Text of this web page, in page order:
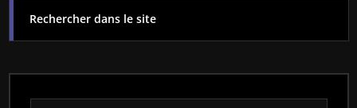
Rechercher dans le site
Rechercher dans le site